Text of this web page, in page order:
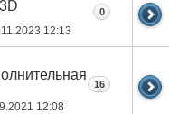
12:13
0
12:08
16